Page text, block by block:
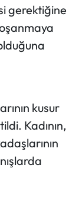
gerektiğine
kusur
Kadının,